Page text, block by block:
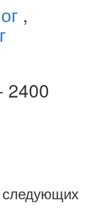
,
2400
следующих